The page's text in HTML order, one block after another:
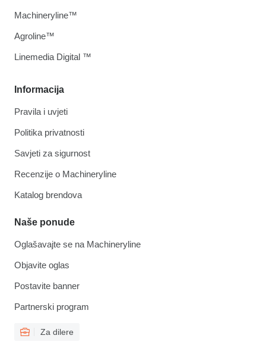
Informacija
Pravila i uvjeti
Politika privatnosti
Savjeti za sigurnost
Recenzije o Machineryline
Katalog brendova
Naše ponude
Oglašavajte se na Machineryline
Objavite oglas
Postavite banner
Partnerski program
Za dilere
Machineryline™
Agroline™
Linemedia Digital ™